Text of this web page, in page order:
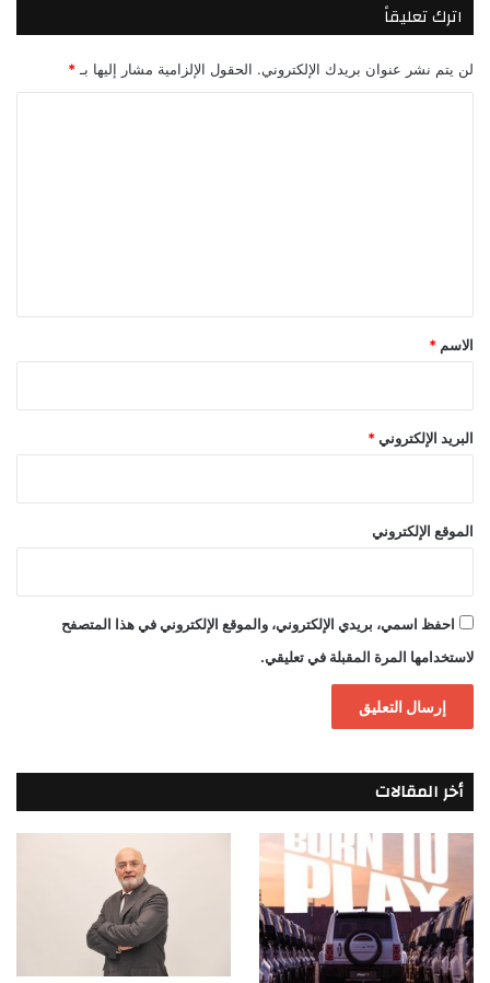
اترك تعليقاً
لن يتم نشر عنوان بريدك الإلكتروني. الحقول الإلزامية مشار إليها بـ *
*
الاسم *
البريد الإلكتروني *
الموقع الإلكتروني
احفظ اسمي، بريدي الإلكتروني، والموقع الإلكتروني في هذا المتصفح
لاستخدامها المرة المقبلة في تعليقي.
أخر المقالات